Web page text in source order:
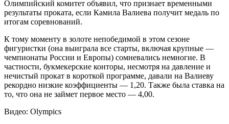
Олимпийский комитет объявил, что признает временными
результаты проката, если Камила Валиева получит медаль по
итогам соревнований.
К тому моменту в золоте непобедимой в этом сезоне
фигуристки (она выиграла все старты, включая крупные —
чемпионаты России и Европы) сомневались немногие. В
частности, букмекерские конторы, несмотря на давление и
нечистый прокат в короткой программе, давали на Валиеву
рекордно низкие коэффициенты — 1,20. Также была ставка на
то, что она не займет первое место — 4,00.
Видео: Olympics